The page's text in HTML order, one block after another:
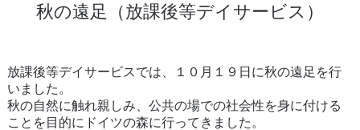
秋の遠足（放課後等デイサービス）
放課後等デイサービスでは、１０月１９日に秋の遠足を行
いました。
秋の自然に触れ親しみ、公共の場での社会性を身に付ける
ことを目的にドイツの森に行ってきました。